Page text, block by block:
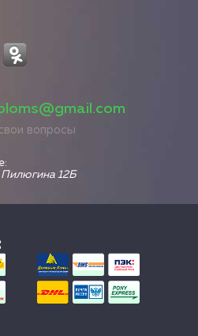
вопросы
Пилюгина 12Б